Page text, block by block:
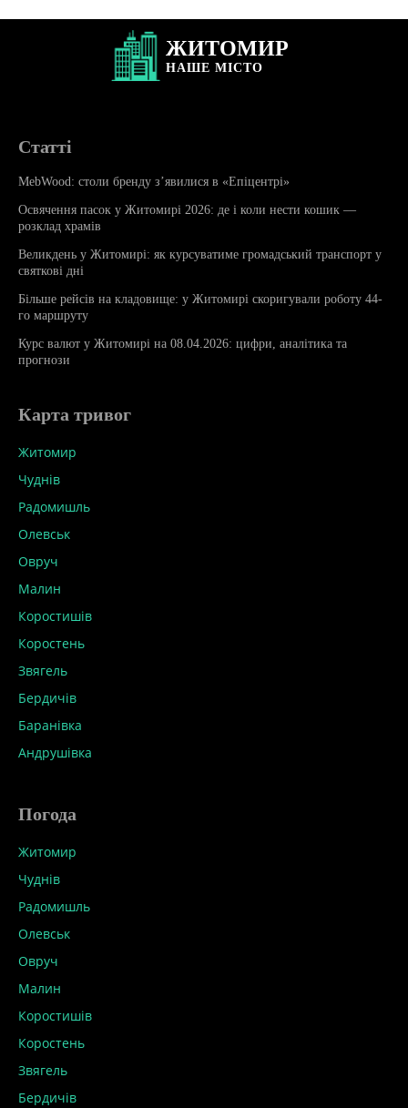
ЖИТОМИР
НАШЕ МІСТО
Статті
MebWood: столи бренду з’явилися в «Епіцентрі»
Освячення пасок у Житомирі 2026: де і коли нести кошик —
розклад храмів
Великдень у Житомирі: як курсуватиме громадський транспорт у
святкові дні
Більше рейсів на кладовище: у Житомирі скоригували роботу 44-
го маршруту
Курс валют у Житомирі на 08.04.2026: цифри, аналітика та
прогнози
Карта тривог
Житомир
Чуднів
Радомишль
Олевськ
Овруч
Малин
Коростишів
Коростень
Звягель
Бердичів
Баранівка
Андрушівка
Погода
Житомир
Чуднів
Радомишль
Олевськ
Овруч
Малин
Коростишів
Коростень
Звягель
Бердичів